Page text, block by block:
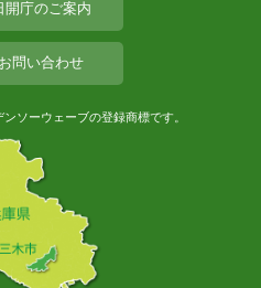
開庁のご案内
問い合わせ
ンソーウェーブの登録商標です。